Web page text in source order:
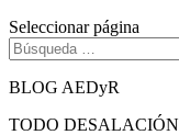
Seleccionar página
BLOG AEDyR
TODO DESALACIÓN